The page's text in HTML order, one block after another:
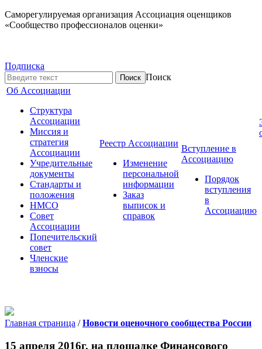
Саморегулируемая организация Ассоциация оценщиков
«Сообщество профессионалов оценки»
Подписка
Поиск
Об Ассоциации
Структура
Ассоциации
Миссия и
стратегия
Ассоциации
Учредительные
документы
Стандарты и
положения
НМСО
Совет
Ассоциации
Попечительский
совет
Членские
взносы
Реестр Ассоциации
Изменение
персональной
информации
Заказ
выписок и
справок
Вступление в
Ассоциацию
Порядок
вступления
в
Ассоциацию
Главная страница / Новости оценочного сообщества России
15 апреля 2016г. на площадке Финансового